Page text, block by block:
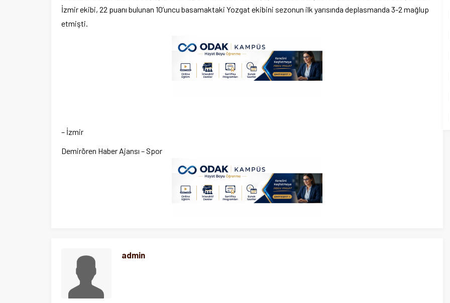
İzmir ekibi, 22 puanı bulunan 10’uncu basamaktaki Yozgat ekibini sezonun ilk yarısında deplasmanda 3-2 mağlup
etmişti.
– İzmir
Demirören Haber Ajansı – Spor
admin